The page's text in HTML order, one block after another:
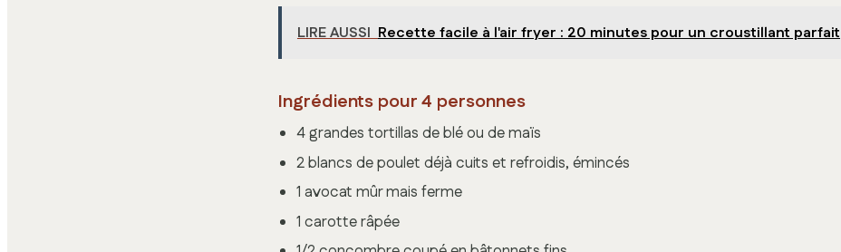
LIRE AUSSI Recette facile à l'air fryer : 20 minutes pour un croustillant parfait
Ingrédients pour 4 personnes
4 grandes tortillas de blé ou de maïs
2 blancs de poulet déjà cuits et refroidis, émincés
1 avocat mûr mais ferme
1 carotte râpée